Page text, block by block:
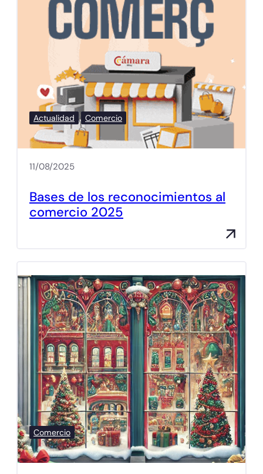
Actualidad Comercio
11/08/2025
Bases de los reconocimientos al
comercio 2025
Comercio